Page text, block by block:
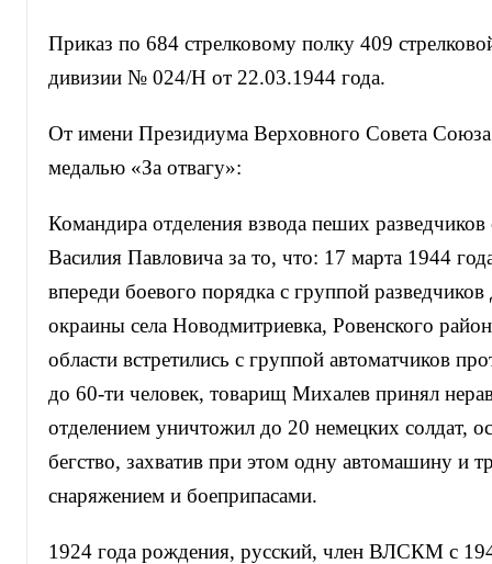
Приказ по 684 стрелковому полку 409
дивизии № 024/Н от 22.03.1944 года.
От имени Президиума Верховного Совета
медалью «За отвагу»:
Командира отделения взвода пеших
Василия Павловича за то, что: 17 марта 1944
впереди боевого порядка с группой разведчиков
окраины села Новодмитриевка, Ровенского
области встретились с группой автоматчиков
до 60-ти человек, товарищ Михалев принял
отделением уничтожил до 20 немецких солдат,
бегство, захватив при этом одну автомашину и
снаряжением и боеприпасами.
1924 года рождения, русский, член ВЛСКМ с